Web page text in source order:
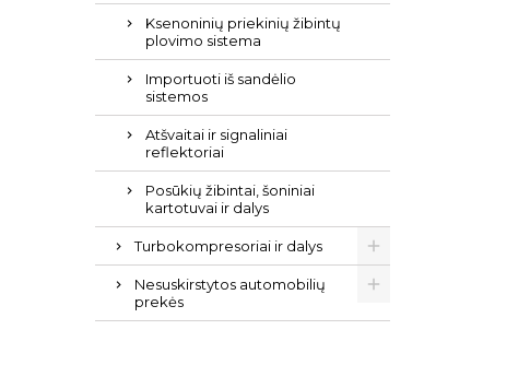
Ksenoninių priekinių žibintų
plovimo sistema
Importuoti iš sandėlio
sistemos
Atšvaitai ir signaliniai
reflektoriai
Posūkių žibintai, šoniniai
kartotuvai ir dalys
Turbokompresoriai ir dalys
Nesuskirstytos automobilių
prekės